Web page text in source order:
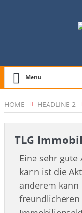
Menu
HOME HEADLINE 2
TLG
Eine sehr gute
kann ist die
anderem kann